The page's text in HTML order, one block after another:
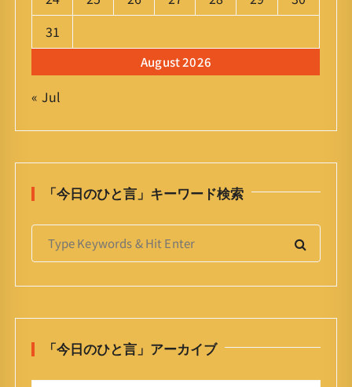
August 2026
31
« Jul
「今日のひと言」キーワード検索
S
r
「今日のひと言」アーカイブ